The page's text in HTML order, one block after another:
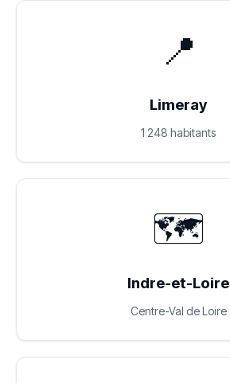
📍
Limeray
1 248 habitants
🗺️
Indre-et-Loire
Centre-Val de Loire